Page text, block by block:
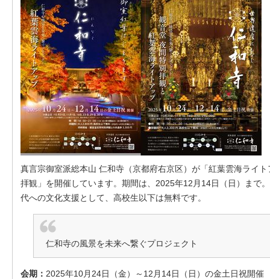
真言宗御室派総本山 仁和寺（京都府右京区）が「紅葉雲海ライ
拝観」を開催しています。期間は、2025年12月14日（日）まで
代への文化支援として、高校生以下は無料です。
仁和寺の風景を未来へ繋ぐプロジェクト
会期： 2025年10月24日（金）～12月14日（日）の金土日祝開催